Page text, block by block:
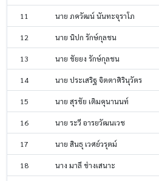
11 นาย ภควัฒน์ นันทะจุราโภ
12 นาย นิปก รักษ์กุลชน
13 นาย ชัยยง รักษ์กุลชน
14 นาย ประเสริฐ จิตตาศิรินุวัตร
15 นาย สุรชัย เติมคุนานนท์
16 นาย ระวี อารยวัฒนเวช
17 นาย สินธุ เวศย์วรุตม์
18 นาง มาลี ช่างเสนาะ